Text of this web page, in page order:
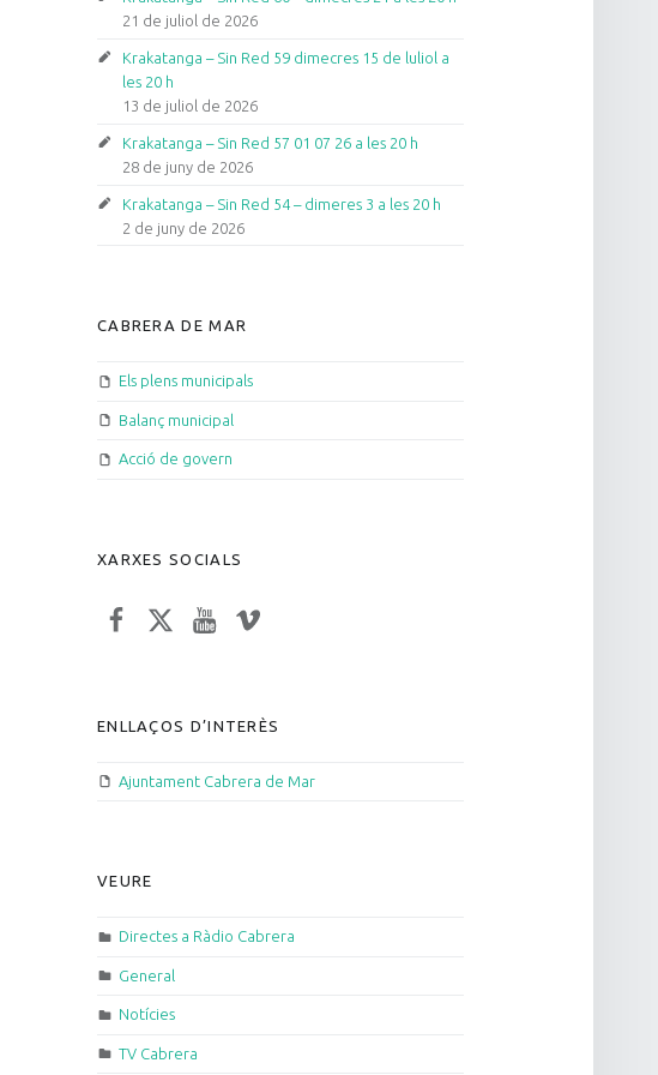
21 de juliol de 2026
Krakatanga – Sin Red 59 dimecres 15 de luliol a
les 20 h
13 de juliol de 2026
Krakatanga – Sin Red 57 01 07 26 a les 20 h
28 de juny de 2026
Krakatanga – Sin Red 54 – dimeres 3 a les 20 h
2 de juny de 2026
CABRERA DE MAR
Els plens municipals
Balanç municipal
Acció de govern
XARXES SOCIALS
Facebook
TwitterYouTube
Vimeo
ENLLAÇOS D’INTERÈS
Ajuntament Cabrera de Mar
VEURE
Directes a Ràdio Cabrera
General
Notícies
TV Cabrera